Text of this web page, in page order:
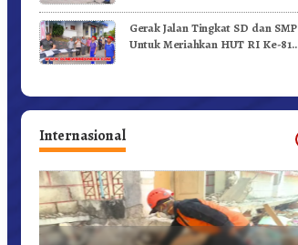
Gerak Jalan Tingkat SD dan SMP
Untuk Meriahkan HUT RI Ke-81
Internasional